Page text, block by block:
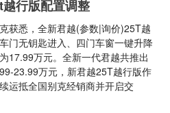
行版配置调整
获悉，全新君越(参数|询价)25T越
门无钥匙进入、四门车窗一键升降
17.99万元。全新一代君越共推出
23.99万元，新君越25T越行版作
运抵全国别克经销商并开启交